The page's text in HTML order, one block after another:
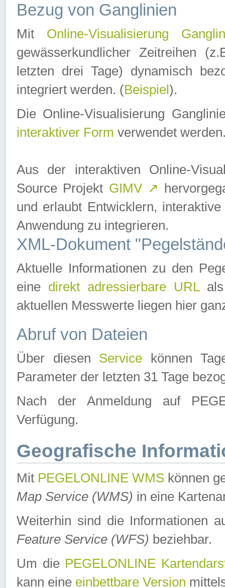
Bezug von Ganglinien
Mit Online-Visualisierung
gewässerkundlicher Zeitreihen
letzten drei Tage) dynamisch
integriert werden. (Beispiel ).
Die Online-Visualisierung
interaktiver Form verwendet
Aus der interaktiven Online-
Source Projekt GIMV ↗
und erlaubt Entwicklern,
Anwendung zu integrieren.
XML-Dokument
Aktuelle Informationen zu den
eine direkt adressierbare URLals
aktuellen Messwerte liegen hier
Abruf von Dateien
Über diesen Service können
Parameter der letzten 31 Tage
Nach der Anmeldung auf
Verfügung.
Geografische
Mit PEGELONLINE WMS können
Map Service (WMS) in eine
Weiterhin sind die Informationen
Feature Service (WFS) beziehbar.
Um die PEGELONLINE
kann eine einbettbare Version